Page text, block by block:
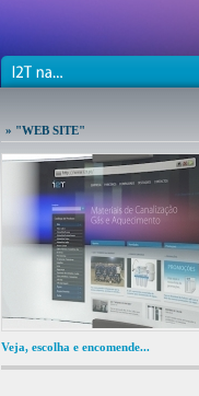
» "WEB SITE"
Veja, escolha e encomende...